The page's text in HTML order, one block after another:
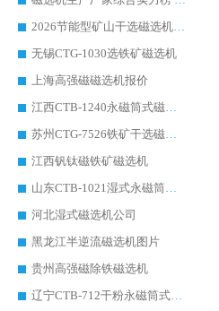
2026节能型矿山干选磁选机：无水高效选矿的核心装备
无锡CTG-1030选铁矿磁选机
上海高强磁磁选机报价
江西CTB-1240永磁筒式磁选机厂家
苏州CTG-7526铁矿干选磁选机
江西钒钛磁铁矿磁选机
山东CTB-1021湿式永磁筒式磁选机
河北湿式磁选机公司
黑龙江半逆流磁选机图片
贵州高强磁除铁磁选机
辽宁CTB-712干粉永磁筒式磁选机